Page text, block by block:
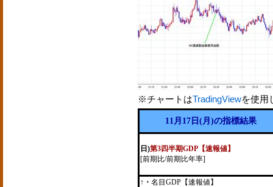
※チャートはTradingViewを使用
11月17日(月)の指標結果
日)第3四半期GDP【速報値】
[前期比/前期比年率]
↑・ 名目GDP【速報値】